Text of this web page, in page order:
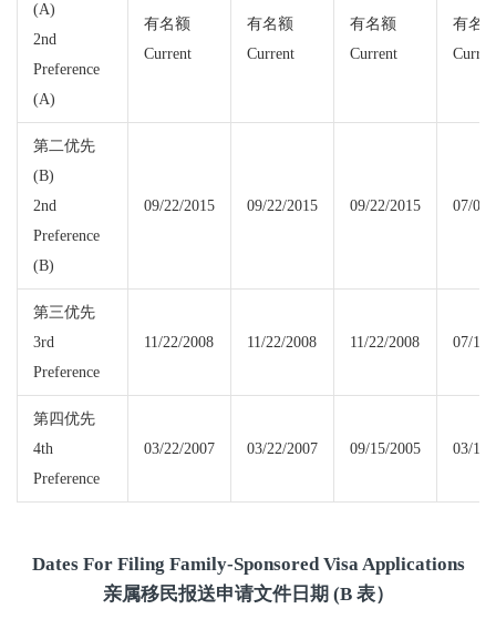
(A)
2nd
Preference
(A)
有名额
Current
有名额
Current
有名额
Current
有名
第二优先
(B)
2nd
Preference
(B)
09/22/2015 09/22/2015 09/22/2015 07/01/
第三优先
3rd
Preference
11/22/2008 11/22/2008 11/22/2008 07/15/
第四优先
4th
Preference
03/22/2007 03/22/2007 09/15/2005 03/15/
Dates For Filing Family-Sponsored Visa Applications
亲属移民报送申请文件日期 (B 表）